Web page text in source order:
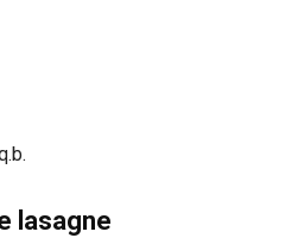
lasagne